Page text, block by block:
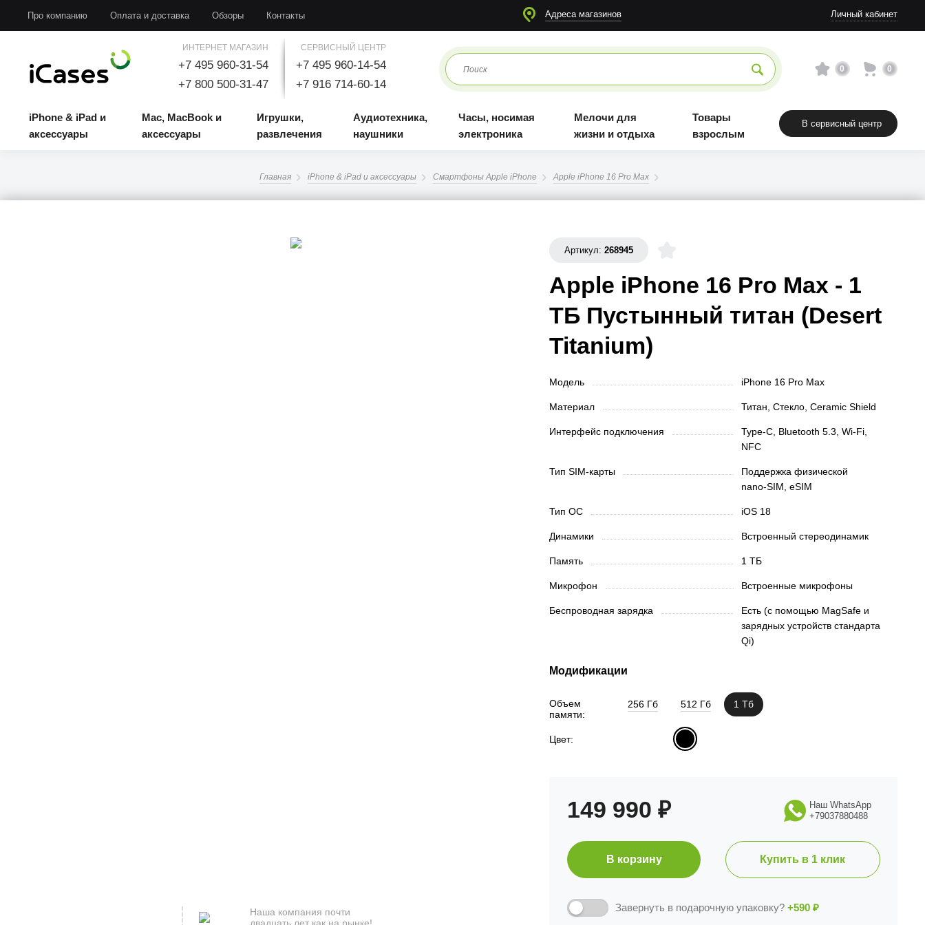
Про компанию Оплата и доставка Обзоры Контакты Адреса магазинов Личный кабинет
ИНТЕРНЕТ МАГАЗИН
+7 495 960-31-54
+7 800 500-31-47
СЕРВИСНЫЙ ЦЕНТР
+7 495 960-14-54
+7 916 714-60-14
0 0
iPhone & iPad и
аксессуары
Mac, MacBook и
аксессуары
Игрушки,
развлечения
Аудиотехника,
наушники
Часы, носимая
электроника
Мелочи для
жизни и отдыха
Товары
взрослым
В сервисный центр
Главная iPhone & iPad и аксессуары Смартфоны Apple iPhone Apple iPhone 16 Pro Max
Артикул:268945
Apple iPhone 16 Pro Max - 1
TБ Пустынный титан (Desert
Titanium)
Модель iPhone 16 Pro Max
Материал Титан, Стекло, Ceramic Shield
Интерфейс подключения
Type-C, Bluetooth 5.3, Wi-Fi,
NFC
Тип SIM-карты
Поддержка физической
nano‑SIM, eSIM
Тип ОС iOS 18
Динамики Встроенный стереодинамик
Память 1 TБ
Микрофон Встроенные микрофоны
Беспроводная зарядка
Есть (с помощью MagSafe и
зарядных устройств стандарта
Qi)
Модификации
Объем
памяти:
256 Гб 512 Гб 1 Тб
Цвет:
149 990 ₽
Наш WhatsApp
+79037880488
В корзину Купить в 1 клик
Завернуть в подарочную упаковку? +590 ₽
Наша компания почти